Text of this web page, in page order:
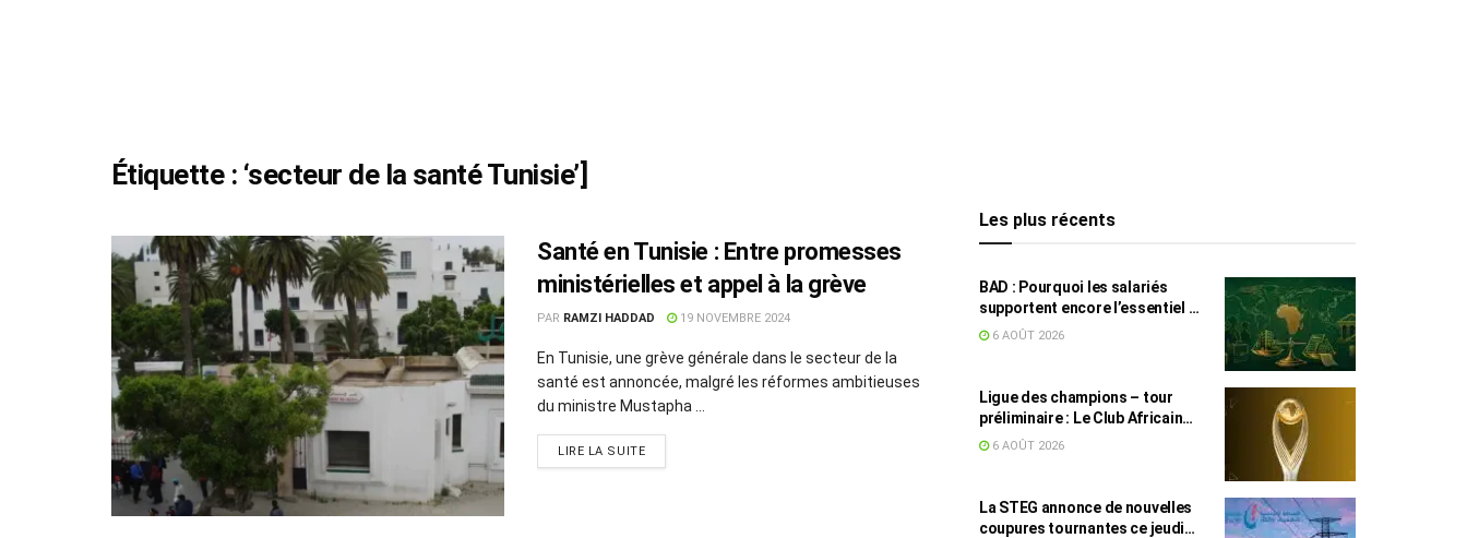
Étiquette : ‘secteur de la santé Tunisie’]
Santé en Tunisie : Entre promesses
ministérielles et appel à la grève
PAR RAMZI HADDAD 19 NOVEMBRE 2024
En Tunisie, une grève générale dans le secteur de la
santé est annoncée, malgré les réformes ambitieuses
du ministre Mustapha ...
LIRE LA SUITE
Les plus récents
BAD : Pourquoi les salariés
supportent encore l’essentiel de
l’effort fiscal en Tunisie
6 AOÛT 2026
Ligue des champions – tour
préliminaire : Le Club Africain
face au Djoliba AC
6 AOÛT 2026
La STEG annonce de nouvelles
coupures tournantes ce jeudi